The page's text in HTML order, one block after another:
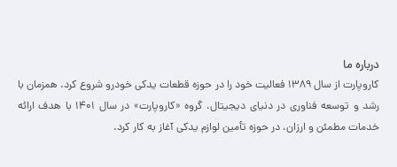
درباره ما
کاروپارت از سال ۱۳۸۹ فعالیت خود را در حوزه قطعات یدکی خودرو شروع کرد. همزمان با
رشد و توسعه فناوری در دنیای دیجیتال، گروه «کاروپارت» در سال ۱۴۰۱ با هدف ارائه
خدمات مطمئن و ارزان، ­در حوزه تأمین لوازم یدکی آغاز به کار کرد.